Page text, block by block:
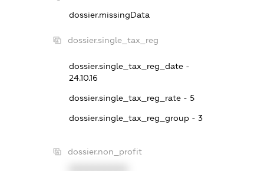
dossier.missingData
dossier.single_tax_reg
dossier.single_tax_reg_date -
24.10.16
dossier.single_tax_reg_rate - 5
dossier.single_tax_reg_group - 3
dossier.non_profit